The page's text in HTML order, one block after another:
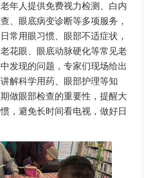
年人提供免费视力检测、白内
、眼底病变诊断等多项服务，
常用眼习惯、眼部不适症状，
花眼、眼底动脉硬化等常见老
发现的问题，专家们现场给出
解科学用药、眼部护理等知
做眼部检查的重要性，提醒大
，避免长时间看电视，做好日